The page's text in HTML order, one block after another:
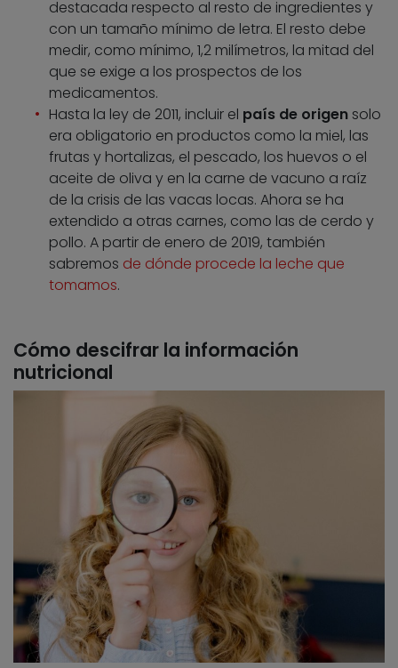
destacada respecto al resto de ingredientes y
con un tamaño mínimo de letra. El resto debe
medir, como mínimo, 1,2 milímetros, la mitad del
que se exige a los prospectos de los
medicamentos.
Hasta la ley de 2011, incluir el país de origen solo
era obligatorio en productos como la miel, las
frutas y hortalizas, el pescado, los huevos o el
aceite de oliva y en la carne de vacuno a raíz
de la crisis de las vacas locas. Ahora se ha
extendido a otras carnes, como las de cerdo y
pollo. A partir de enero de 2019, también
sabremos de dónde procede la leche que
tomamos.
Cómo descifrar la información
nutricional